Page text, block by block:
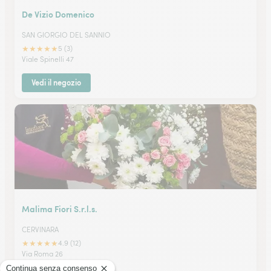
De Vizio Domenico
SAN GIORGIO DEL SANNIO
★★★★★ 5 (3)
Viale Spinelli 47
Vedi il negozio
Malima Fiori S.r.l.s.
CERVINARA
★★★★★4.9 (12)
Via Roma 26